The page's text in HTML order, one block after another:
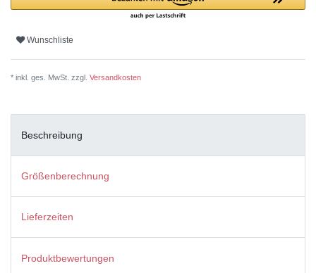
Wunschliste
* inkl. ges. MwSt. zzgl. Versandkosten
Beschreibung
Größenberechnung
Lieferzeiten
Produktbewertungen